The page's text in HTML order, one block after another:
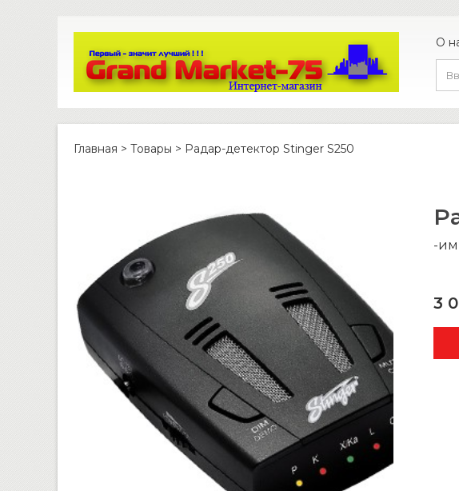
О
Главная > Товары > Радар-детектор Stinger S250
-
3